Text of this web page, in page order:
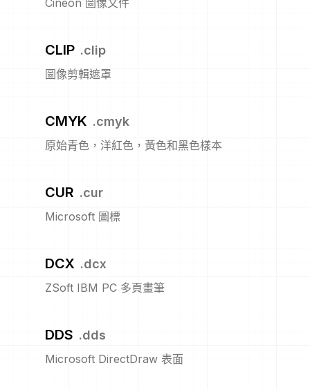
Cineon 圖像文件
CLIP .clip
圖像剪輯遮罩
CMYK .cmyk
原始青色，洋紅色，黃色和黑色樣本
CUR .cur
Microsoft 圖標
DCX .dcx
ZSoft IBM PC 多頁畫筆
DDS .dds
Microsoft DirectDraw 表面